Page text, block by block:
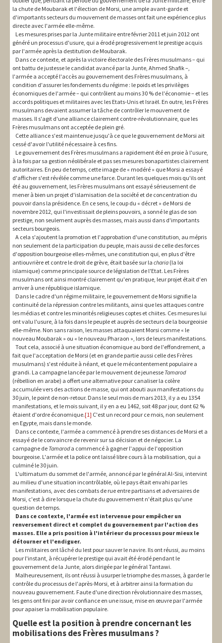
la chute de Moubarak et l'élection de Morsi, une ample avant-garde et
d'importants secteurs du mouvement de masses ont fait une expérience plus
directe avec l'armée elle-même.
Les mesures prises par la Junte militaire entre février 2011 et juin 2012 ont
généré un processus d'usure, qui a érodé progressivement le prestige acquis
par l'armée après la destitution de Moubarak.
Dans ce contexte, et après la victoire électorale des Frères musulmans – qui
ont battu de justesse le candidat avancé par la Junte, Ahmed Shafik –,
l'armée a accepté l'accès au gouvernement des Frères musulmans, à
condition d'assurer les fondements du régime : le poids et les privilèges
économiques de l'armée – qui contrôlent au moins 30 % de l'économie – et les
accords politiques et militaires avec les Etats-Unis et Israël. En outre, les Frères
musulmans devaient assumer la tâche de contrôler le mouvement de
masses. Il s'agit d'une alliance clairement contre-révolutionnaire, que les
Frères musulmans ont acceptée de plein gré.
Cette alliance s'est maintenue jusqu'à ce que le gouvernement de Morsi ait
cessé d'avoir l'utilité nécessaire à ces fins.
Le gouvernement des Frères musulmans a rapidement été en proie à l'usure,
à la fois par sa gestion néolibérale et pas ses mesures bonapartistes clairement
autoritaires. En peu de temps, cette image de « modéré » que Morsi a essayé
d'afficher s'est révélée comme une farce. Durant les quelques mois qu'ils ont
été au gouvernement, les Frères musulmans ont essayé sérieusement de
mener à bien un projet d'islamisation de la société et de concentration du
pouvoir dans la présidence. En ce sens, le coup du « décret » de Morsi de
novembre 2012, qui l'investissait de pleins pouvoirs, a sonné le glas de son
prestige, non seulement auprès des masses, mais aussi dans d'importants
secteurs bourgeois.
A cela s'ajoutent la promotion et l'approbation d'une constitution, au mépris
non seulement de la participation du peuple, mais aussi de celle des forces
d'opposition bourgeoise elles-mêmes, une constitution qui, en plus d'être
antiouvrière et contre le droit de grève, était basée sur la charia (la loi
islamique) comme principale source de législation de l'Etat. Les Frères
musulmans ont ainsi montré clairement qu'en pratique, leur projet était d'en
arriver à une république islamique.
Dans le cadre d'un régime militaire, le gouvernement de Morsi signifie la
continuité de la répression contre les militants, ainsi que les attaques contre
les médias et contre les minorités religieuses coptes et chiites. Ces mesures lui
ont valu l'usure, à la fois dans le peuple et auprès de secteurs de la bourgeoisie
elle-même. Non sans raison, les masses attaquaient Morsi comme « le
nouveau Moubarak » ou « le nouveau Pharaon », lors de leurs manifestations.
Tout cela, associé à une situation économique au bord de l'effondrement, a
fait que l'acceptation de Morsi (et en grande partie aussi celle des Frères
musulmans) s'est réduite à néant, et que le mécontentement populaire a
grandi. La campagne lancée par le mouvement de jeunesse Tamarod
(rébellion en arabe) a offert une alternative pour canaliser la colère
accumulée vers des actions de masse, qui ont abouti aux manifestations du
30 juin, le point de non-retour. Dans le seul mois de mars 2013, il y a eu 1354
manifestations, et le mois suivant, il y en a eu 1462, soit 48 par jour, dont 62 %
étaient d'ordre économique.[1] C'est un record pour ce mois, non seulement
en Egypte, mais dans le monde.
Dans ce contexte, l'armée a commencé à prendre ses distances de Morsi et a
essayé de le convaincre de revenir sur sa décision et de négocier. La
campagne de Tamaroda commencé à gagner l'appui de l'opposition
bourgeoise. L'armée et la police ont laissé libre cours à la mobilisation, qui a
culminé le 30 juin.
L'ultimatum du sommet de l'armée, annoncé par le général Al-Sisi, intervint
au milieu d'une situation incontrôlable, où le pays était envahi par les
manifestations, avec des combats de rue entre partisans et adversaires de
Morsi, c'est à dire lorsque la chute du gouvernement n'était plus qu'une
question de temps.
Dans ce contexte, l'armée est intervenue pour empêcher un
renversement direct et complet du gouvernement par l'action des
masses. Elle a pris position à l'intérieur du processus pour mieux le
détourner et l'endiguer.
Les militaires ont lâché du lest pour sauver le navire. Ils ont réussi, au moins
pour l'instant, à récupérer le prestige qui avait été érodé pendant le
gouvernement de la Junte, alors dirigée par le général Tantawi.
Malheureusement, ils ont réussi à usurper le triomphe des masses, à garder le
contrôle du processus de l'après-Morsi, et à arbitrer ainsi la formation du
nouveau gouvernement. Faute d'une direction révolutionnaire des masses,
les gens ont fini par avoir confiance en une issue, mise en œuvre par l'armée
pour apaiser la mobilisation populaire.
Quelle est la position à prendre concernant les
mobilisations des Frères musulmans ?